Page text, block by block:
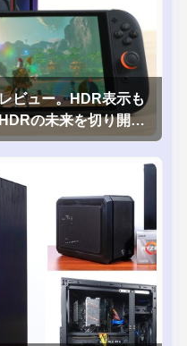
ビュー。HDR表示も
の未来を切り開く